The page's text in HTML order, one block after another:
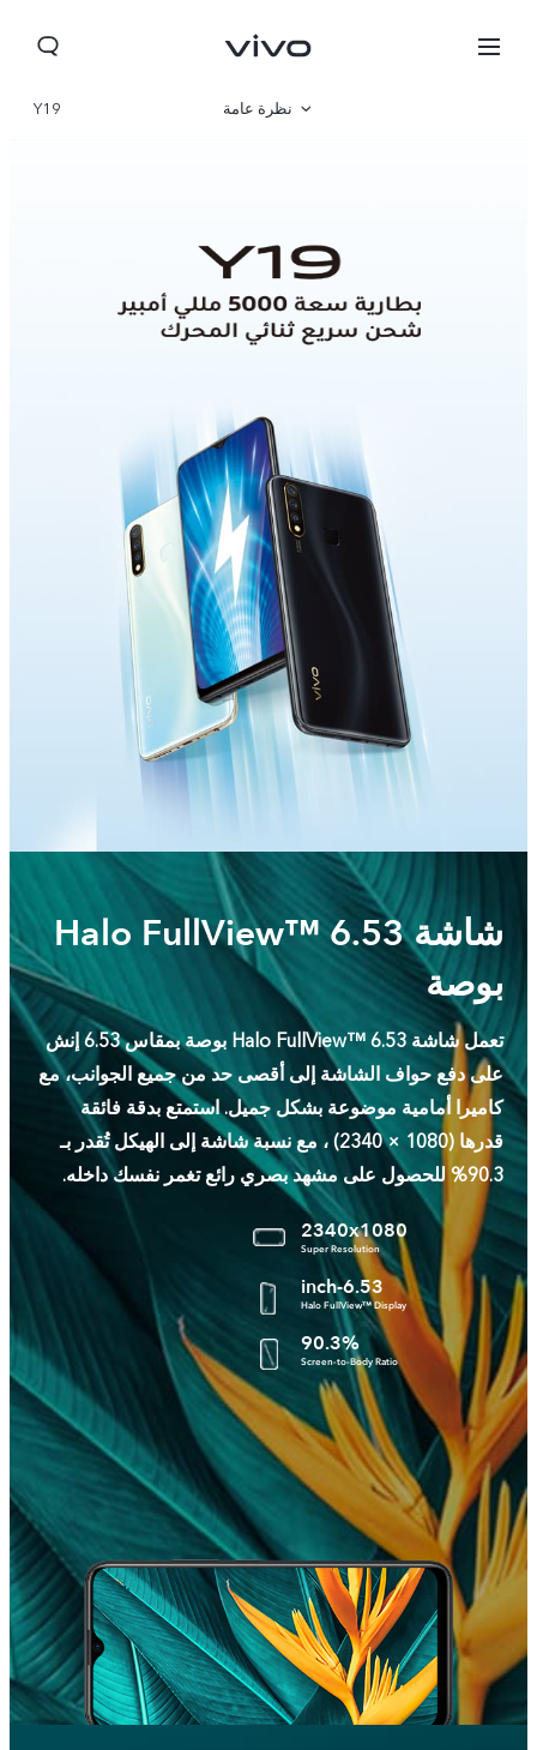
Y19 نظرة عامة
شاشة Halo FullView™ 6.53
بوصة
تعمل شاشة Halo FullView™ 6.53 بوصة بمقاس 6.53 إنش
على دفع حواف الشاشة إلى أقصى حد من جميع الجوانب، مع
كاميرا أمامية موضوعة بشكل جميل. استمتع بدقة فائقة
قدرها (1080 × 2340) ، مع نسبة شاشة إلى الهيكل تُقدر بـ
90.3% للحصول على مشهد بصري رائع تغمر نفسك داخله.
2340x1080
Super Resolution
6.53-inch
Halo FullView™ Display
90.3%
Screen-to-Body Ratio